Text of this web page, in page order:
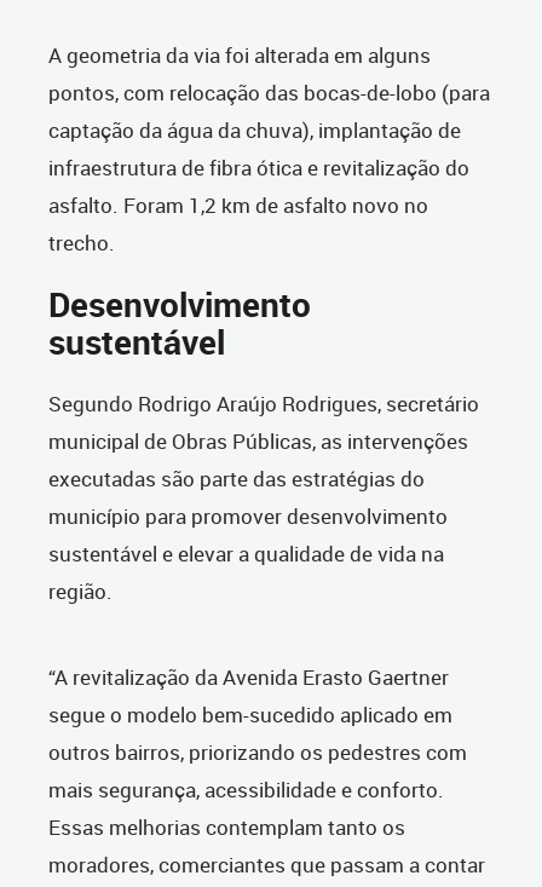
A geometria da via foi alterada em alguns
pontos, com relocação das bocas-de-lobo (para
captação da água da chuva), implantação de
infraestrutura de fibra ótica e revitalização do
asfalto. Foram 1,2 km de asfalto novo no
trecho.
Desenvolvimento
sustentável
Segundo Rodrigo Araújo Rodrigues, secretário
municipal de Obras Públicas, as intervenções
executadas são parte das estratégias do
município para promover desenvolvimento
sustentável e elevar a qualidade de vida na
região.
“A revitalização da Avenida Erasto Gaertner
segue o modelo bem-sucedido aplicado em
outros bairros, priorizando os pedestres com
mais segurança, acessibilidade e conforto.
Essas melhorias contemplam tanto os
moradores, comerciantes que passam a contar